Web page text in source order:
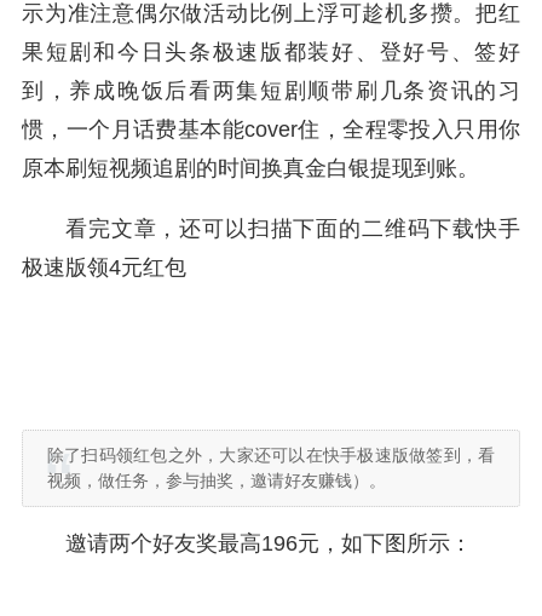
示为准注意偶尔做活动比例上浮可趁机多攒。把红
果短剧和今日头条极速版都装好、登好号、签好
到，养成晚饭后看两集短剧顺带刷几条资讯的习
惯，一个月话费基本能cover住，全程零投入只用你
原本刷短视频追剧的时间换真金白银提现到账。
看完文章，还可以扫描下面的二维码下载快手
极速版领4元红包
除了扫码领红包之外，大家还可以在快手极速版做签到，看
视频，做任务，参与抽奖，邀请好友赚钱）。
邀请两个好友奖最高196元，如下图所示：